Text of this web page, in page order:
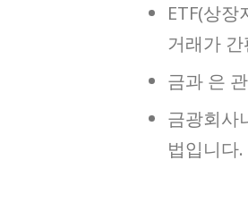
ETF(상
거래가
금과 은
금광회사
법입니다